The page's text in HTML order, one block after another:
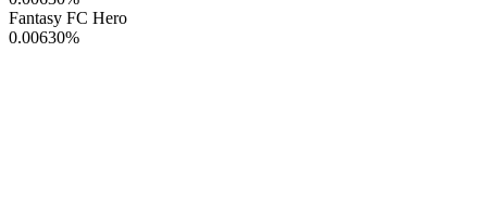
Fantasy FC Hero
0.00630%